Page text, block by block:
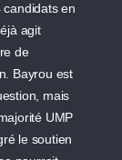
en
agit
de
Bayrou est
mais
UMP
le soutien